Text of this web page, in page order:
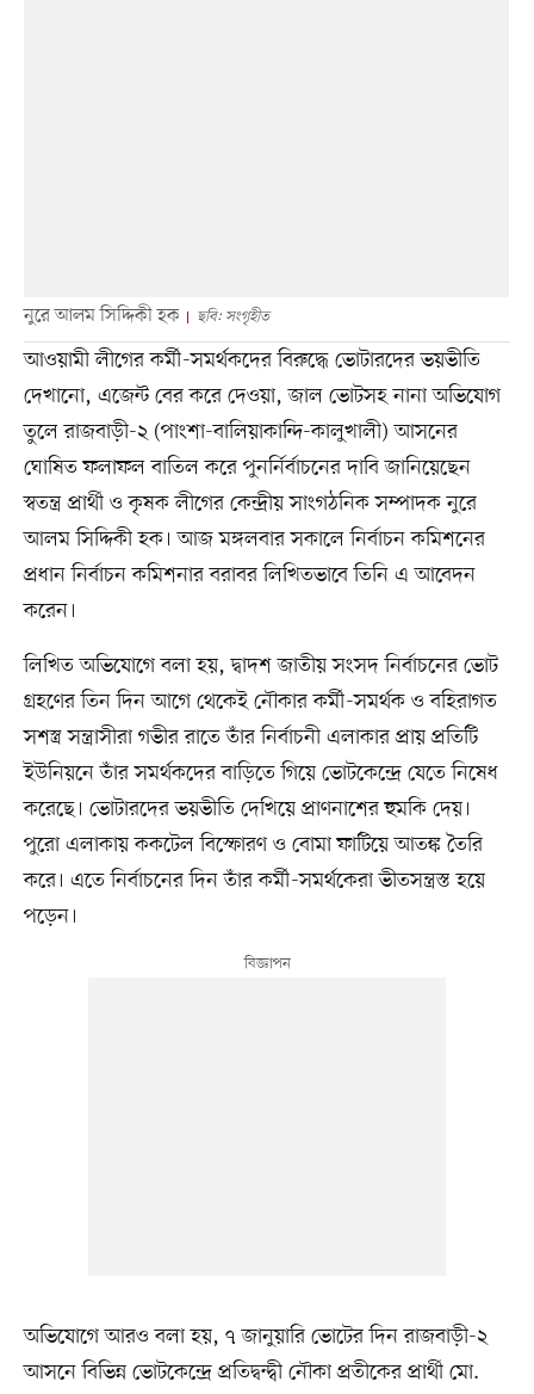
নুরে আলম সিদ্দিকী হক ছবি: সংগৃহীত
আওয়ামী লীগের কর্মী-সমর্থকদের বিরুদ্ধে ভোটারদের ভয়ভীতি
দেখানো, এজেন্ট বের করে দেওয়া, জাল ভোটসহ নানা অভিযোগ
তুলে রাজবাড়ী-২ (পাংশা-বালিয়াকান্দি-কালুখালী) আসনের
ঘোষিত ফলাফল বাতিল করে পুনর্নির্বাচনের দাবি জানিয়েছেন
স্বতন্ত্র প্রার্থী ও কৃষক লীগের কেন্দ্রীয় সাংগঠনিক সম্পাদক নুরে
আলম সিদ্দিকী হক। আজ মঙ্গলবার সকালে নির্বাচন কমিশনের
প্রধান নির্বাচন কমিশনার বরাবর লিখিতভাবে তিনি এ আবেদন
করেন।
লিখিত অভিযোগে বলা হয়, দ্বাদশ জাতীয় সংসদ নির্বাচনের ভোট
গ্রহণের তিন দিন আগে থেকেই নৌকার কর্মী-সমর্থক ও বহিরাগত
সশস্ত্র সন্ত্রাসীরা গভীর রাতে তাঁর নির্বাচনী এলাকার প্রায় প্রতিটি
ইউনিয়নে তাঁর সমর্থকদের বাড়িতে গিয়ে ভোটকেন্দ্রে যেতে নিষেধ
করেছে। ভোটারদের ভয়ভীতি দেখিয়ে প্রাণনাশের হুমকি দেয়।
পুরো এলাকায় ককটেল বিস্ফোরণ ও বোমা ফাটিয়ে আতঙ্ক তৈরি
করে। এতে নির্বাচনের দিন তাঁর কর্মী-সমর্থকেরা ভীতসন্ত্রস্ত হয়ে
পড়েন।
অভিযোগে আরও বলা হয়, ৭ জানুয়ারি ভোটের দিন রাজবাড়ী-২
আসনে বিভিন্ন ভোটকেন্দ্রে প্রতিদ্বন্দ্বী নৌকা প্রতীকের প্রার্থী মো.